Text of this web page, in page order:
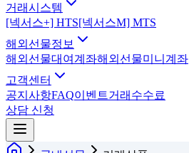
거래시스템
[넥서스+] HTS[넥서스M] MTS
해외선물정보
해외선물대여계좌해외선물미니계좌
고객센터
공지사항FAQ이벤트거래수수료
상담 신청